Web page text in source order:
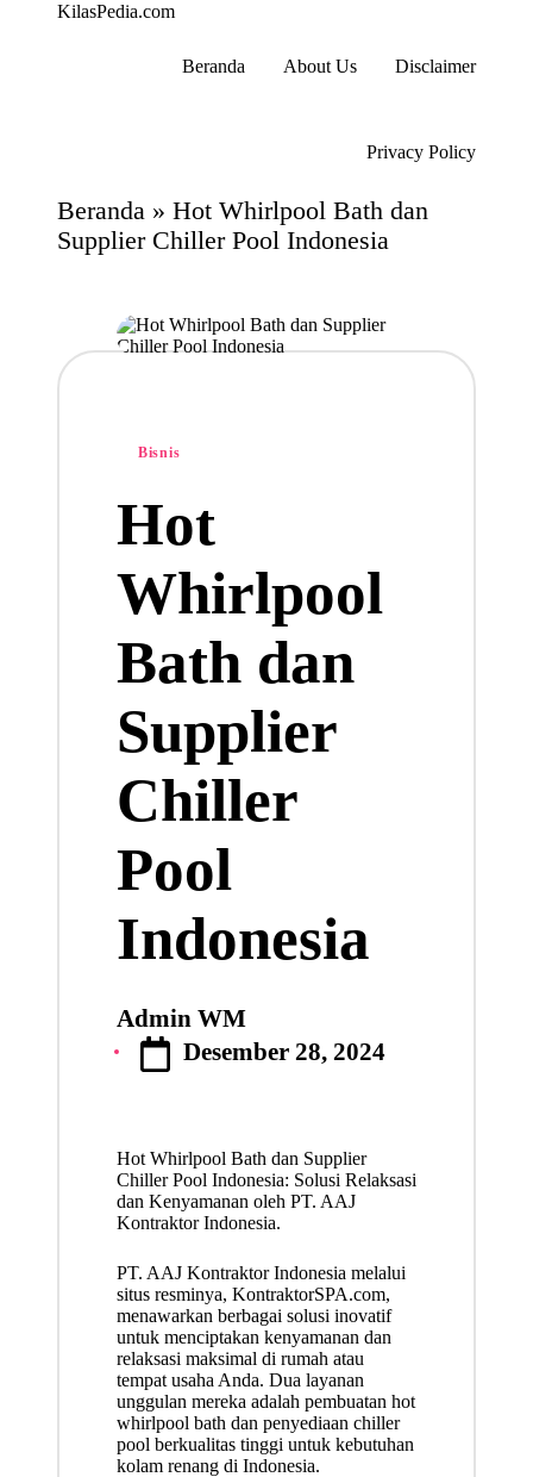
KilasPedia.com
Beranda About Us Disclaimer
Privacy Policy
Beranda » Hot Whirlpool Bath dan
Supplier Chiller Pool Indonesia
Posted
Bisnis
Hot
Whirlpool
Bath dan
Supplier
Chiller
Pool
Indonesia
Posted
by
Admin WM
Desember 28, 2024
Hot Whirlpool Bath dan Supplier
Chiller Pool Indonesia: Solusi Relaksasi
dan Kenyamanan oleh PT. AAJ
Kontraktor Indonesia.
PT. AAJ Kontraktor Indonesia melalui
situs resminya, KontraktorSPA.com,
menawarkan berbagai solusi inovatif
untuk menciptakan kenyamanan dan
relaksasi maksimal di rumah atau
tempat usaha Anda. Dua layanan
unggulan mereka adalah pembuatan hot
whirlpool bath dan penyediaan chiller
pool berkualitas tinggi untuk kebutuhan
kolam renang di Indonesia.